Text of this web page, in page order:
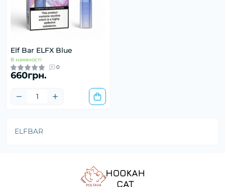
Elf Bar ELFX Blue
В наявності
0
660грн.
ELFBAR